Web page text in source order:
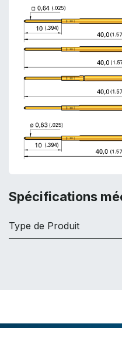
Spécifications
Type de Produit